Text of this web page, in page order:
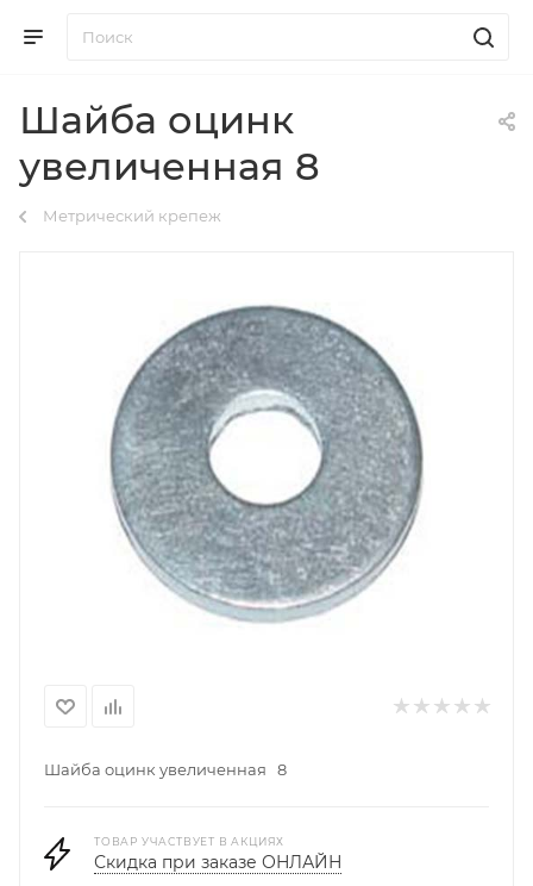
Шайба оцинк
увеличенная 8
Метрический крепеж
Шайба оцинк увеличенная 8
ТОВАР УЧАСТВУЕТ В АКЦИЯХ
Скидка при заказе ОНЛАЙН